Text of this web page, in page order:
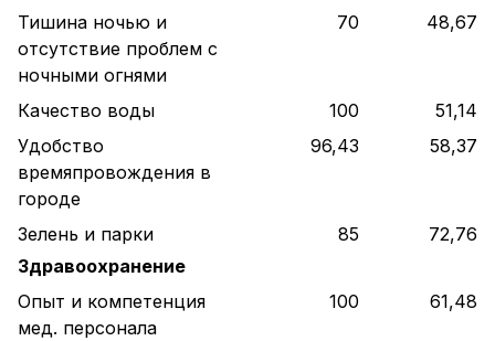
Тишина ночью и
отсутствие проблем с
ночными огнями
70 48,67
Качество воды 100
51,14
Удобство
времяпровождения в
городе
96,43 58,37
Зелень и парки 85
72,76
Здравоохранение
Опыт и компетенция
мед. персонала
100 61,48